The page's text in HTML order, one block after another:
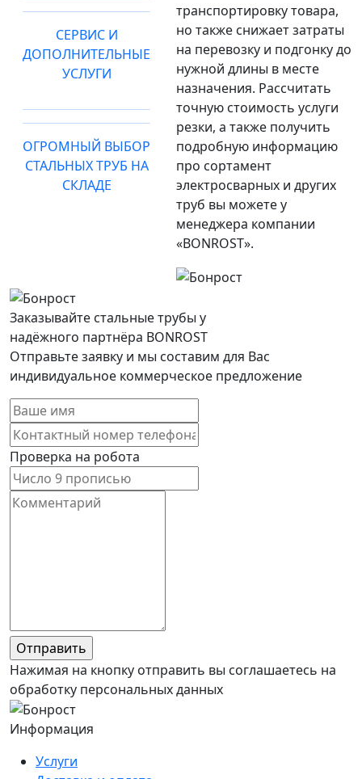
СЕРВИС И
ДОПОЛНИТЕЛЬНЫЕ
УСЛУГИ
ОГРОМНЫЙ ВЫБОР
СТАЛЬНЫХ ТРУБ НА
СКЛАДЕ
транспортировку товара,
но также снижает затраты
на перевозку и подгонку до
нужной длины в месте
назначения. Рассчитать
точную стоимость услуги
резки, а также получить
подробную информацию
про сортамент
электросварных и других
труб вы можете у
менеджера компании
«BONROST».
Заказывайте стальные трубы у
надёжного партнёра BONROST
Отправьте заявку и мы составим для Вас
индивидуальное коммерческое предложение
Проверка на робота
Нажимая на кнопку отправить вы соглашаетесь на
обработку персональных данных
Информация
Услуги